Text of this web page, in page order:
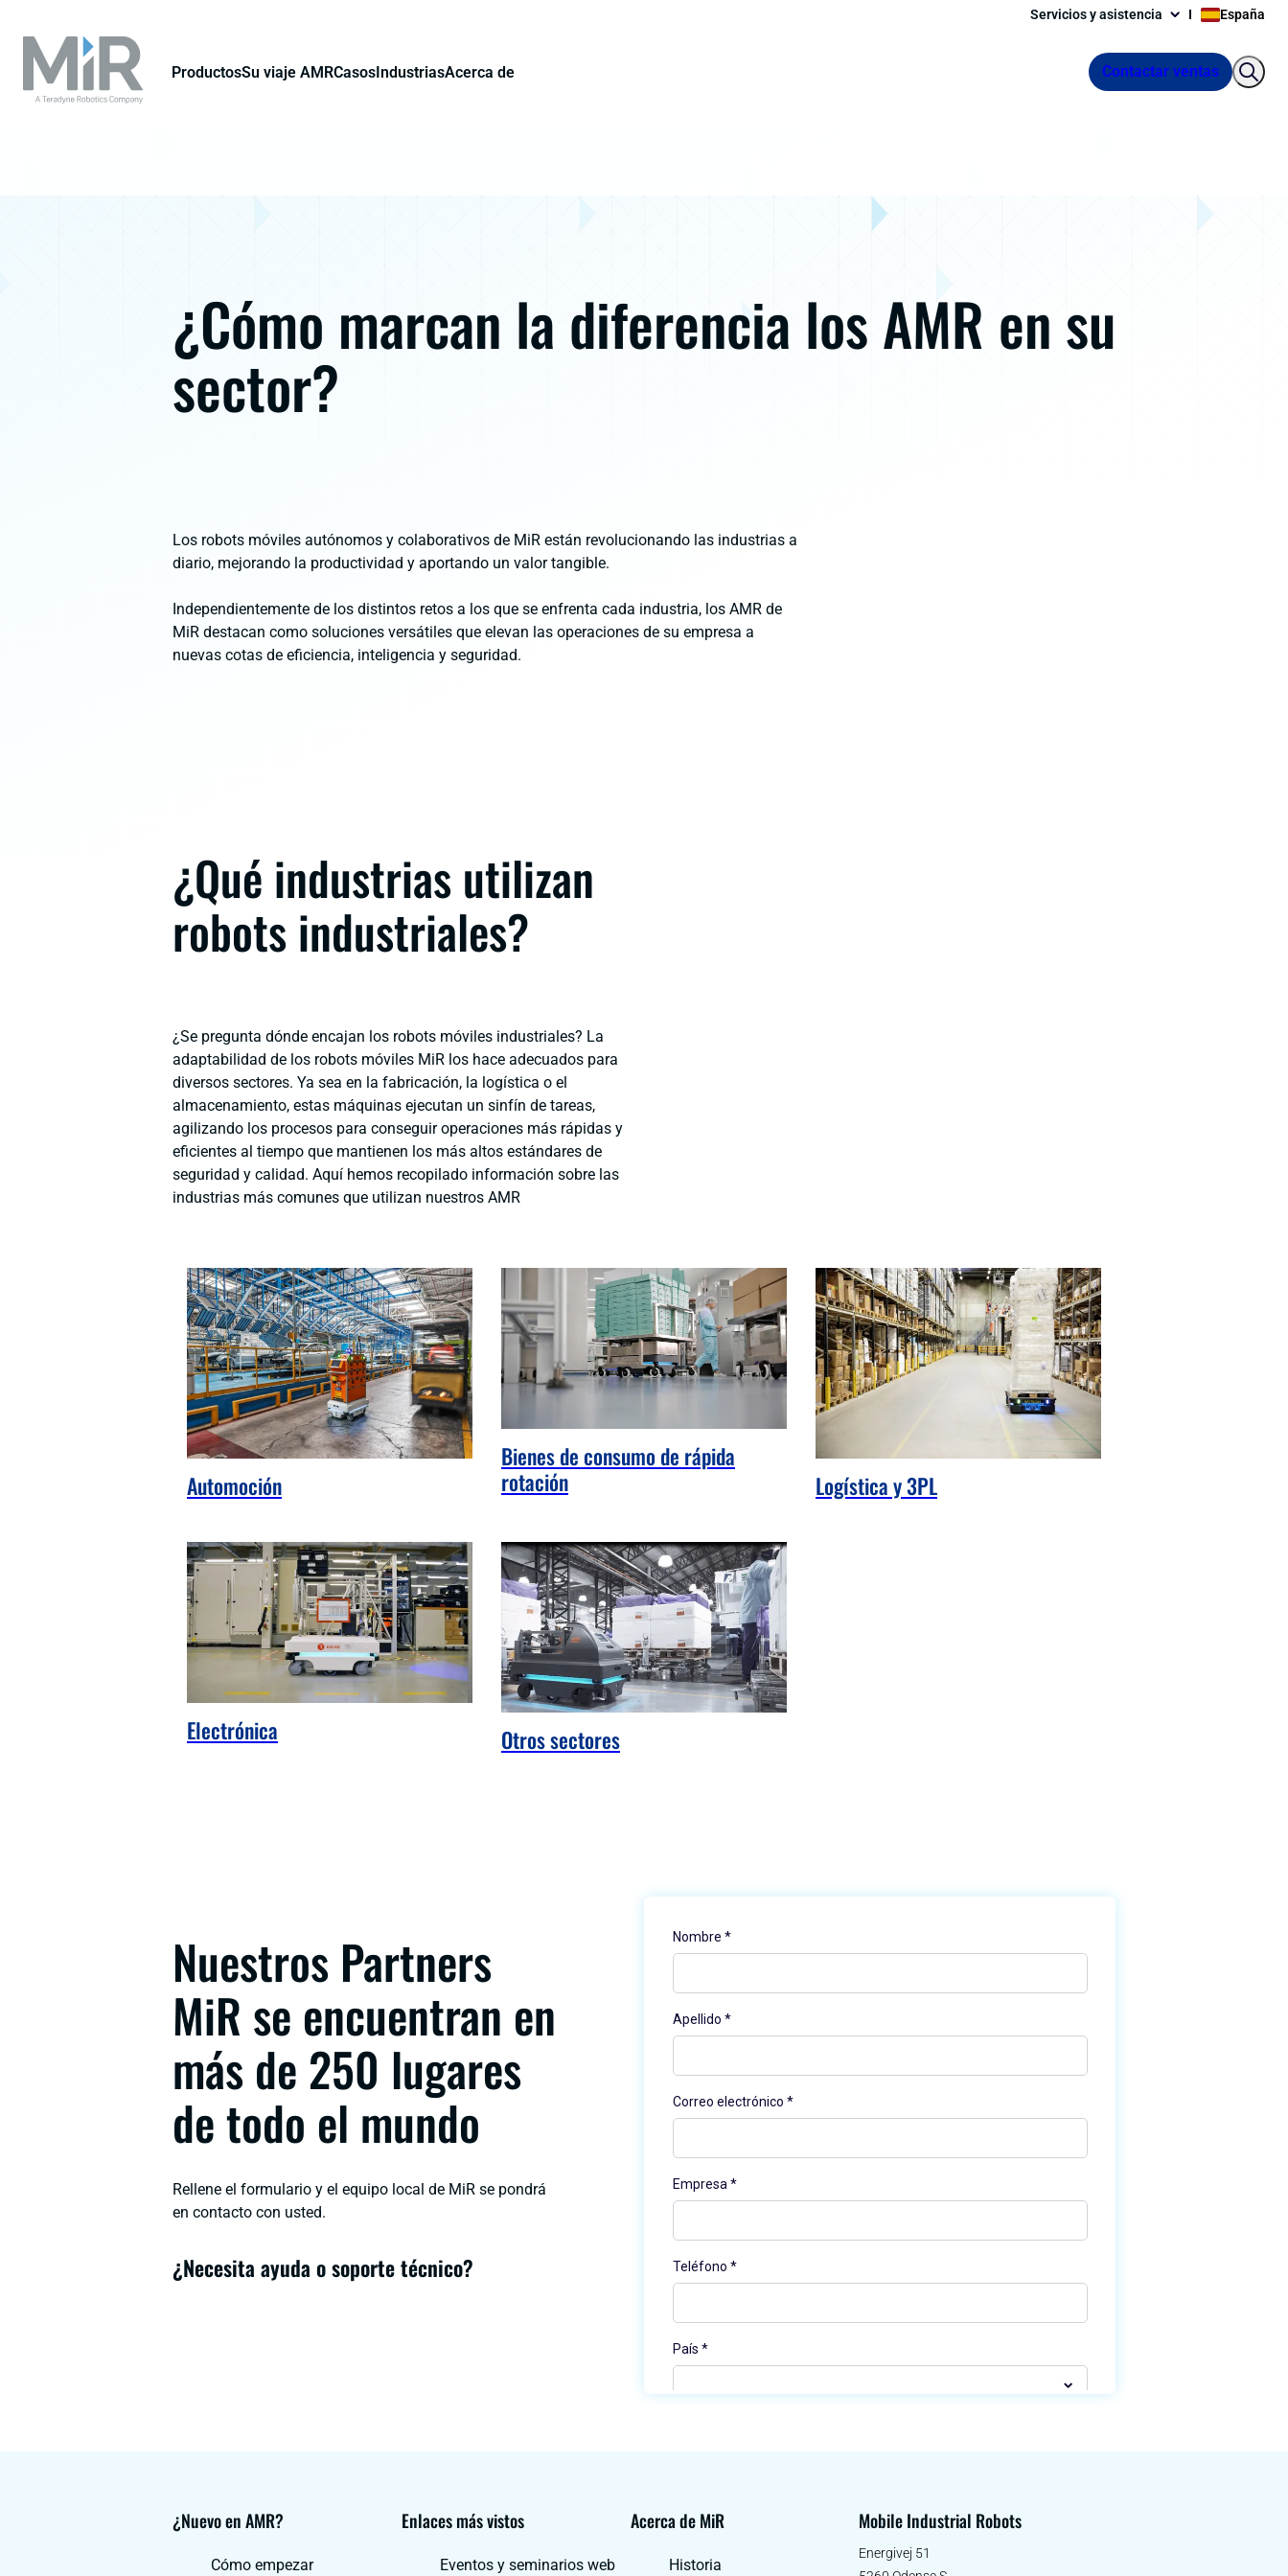
Servicios y asistencia España
ProductosSu viaje AMRCasosIndustriasAcerca de Contactar ventas
¿Cómo marcan la diferencia los AMR en su
sector?
Los robots móviles autónomos y colaborativos de MiR están revolucionando las industrias a
diario, mejorando la productividad y aportando un valor tangible.
Independientemente de los distintos retos a los que se enfrenta cada industria, los AMR de
MiR destacan como soluciones versátiles que elevan las operaciones de su empresa a
nuevas cotas de eficiencia, inteligencia y seguridad.
¿Qué industrias utilizan
robots industriales?
¿Se pregunta dónde encajan los robots móviles industriales? La
adaptabilidad de los robots móviles MiR los hace adecuados para
diversos sectores. Ya sea en la fabricación, la logística o el
almacenamiento, estas máquinas ejecutan un sinfín de tareas,
agilizando los procesos para conseguir operaciones más rápidas y
eficientes al tiempo que mantienen los más altos estándares de
seguridad y calidad. Aquí hemos recopilado información sobre las
industrias más comunes que utilizan nuestros AMR
Automoción
Bienes de consumo de rápida
rotación
Logística y 3PL
Electrónica Otros sectores
Nuestros Partners
MiR se encuentran en
más de 250 lugares
de todo el mundo
Rellene el formulario y el equipo local de MiR se pondrá
en contacto con usted.
¿Necesita ayuda o soporte técnico?
¿Nuevo en AMR?
Cómo empezar
Enlaces más vistos
Eventos y seminarios web
Acerca de MiR
Historia
Mobile Industrial Robots
Energivej 51